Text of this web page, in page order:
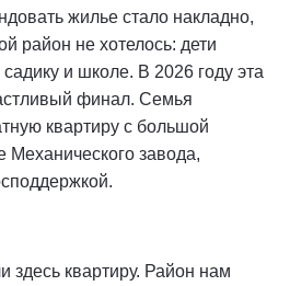
жилье стало накладно,
район не хотелось: дети
и школе. В 2026 году эта
финал. Семья
квартиру с большой
Механического завода,
здесь квартиру. Район нам